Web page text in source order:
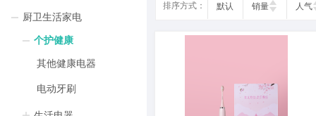
厨卫生活家电
个护健康
其他健康电器
电动牙刷
排序方式： 默认 销量 人气